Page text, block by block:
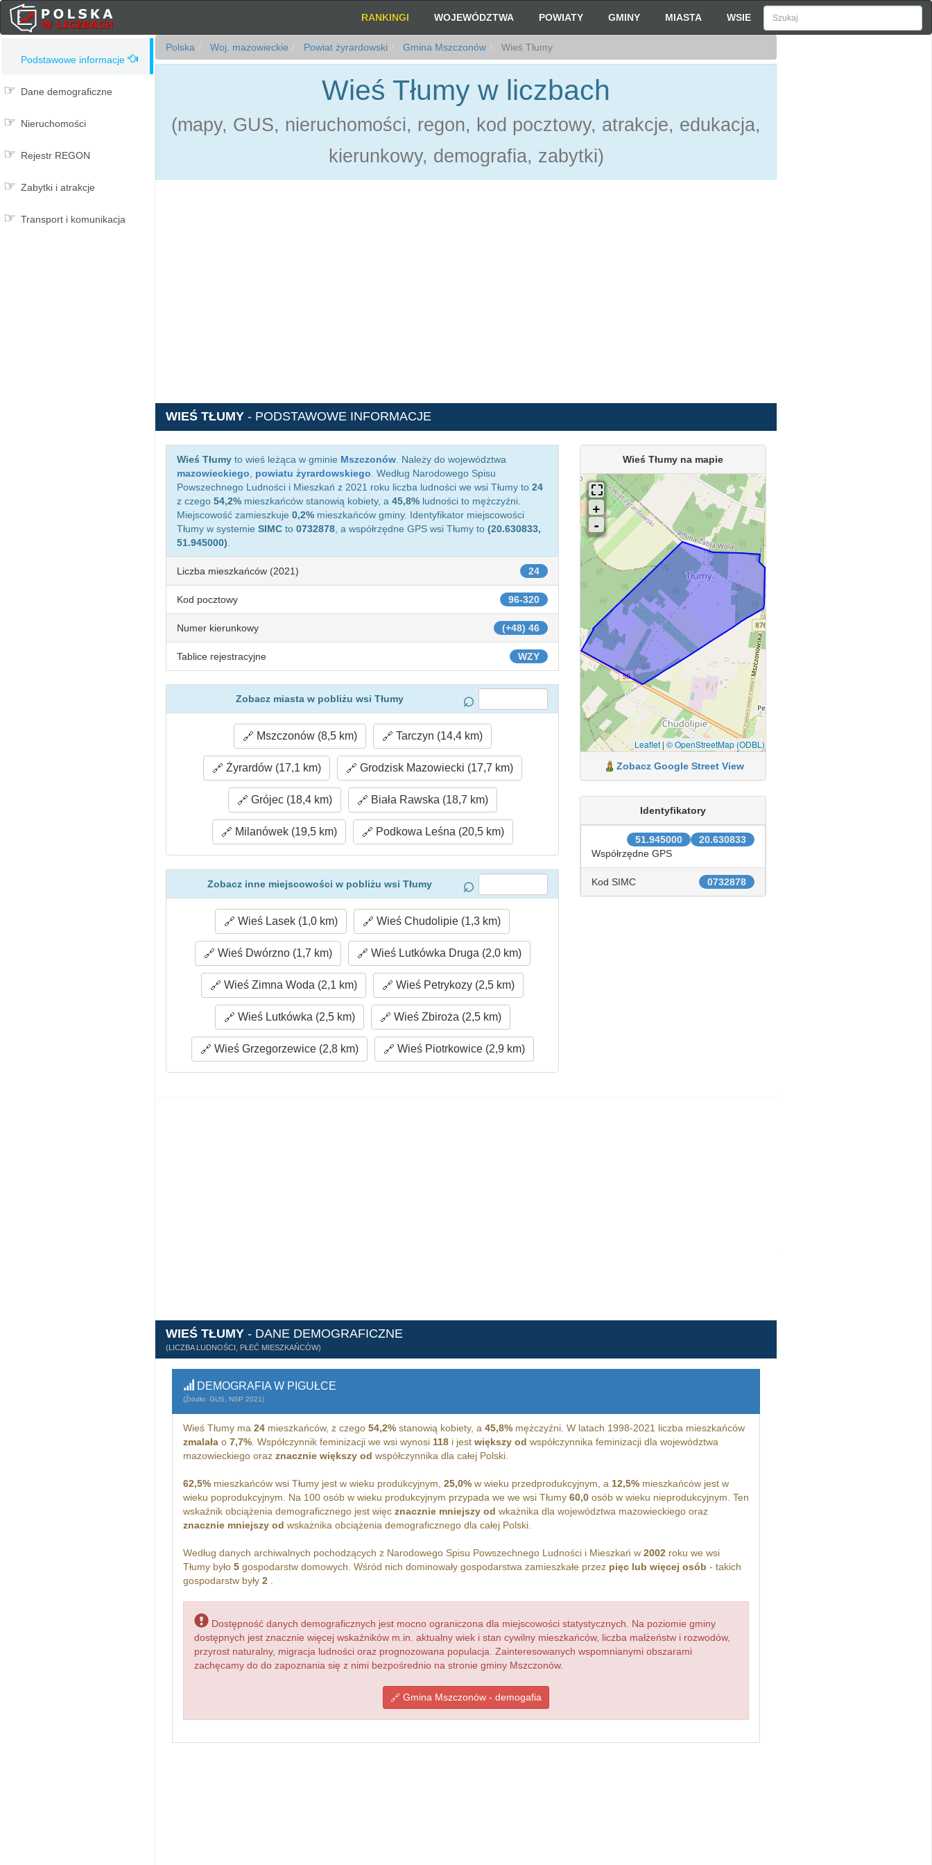
RANKINGI WOJEWÓDZTWA POWIATY GMINY MIASTA WSIE
Podstawowe informacje
Dane demograficzne
Nieruchomości
Rejestr REGON
Zabytki i atrakcje
Transport i komunikacja
Polska Woj. mazowieckie Powiat żyrardowski Gmina Mszczonów Wieś Tłumy
Wieś Tłumy w liczbach
(mapy, GUS, nieruchomości, regon, kod pocztowy, atrakcje, edukacja,
kierunkowy, demografia, zabytki)
WIEŚ TŁUMY - PODSTAWOWE INFORMACJE
Wieś Tłumy to wieś leżąca w gminie Mszczonów . Należy do województwa
mazowieckiego
powiatu żyrardowskiego . Według Narodowego Spisu
Powszechnego Ludności i Mieszkań z 2021 roku liczba ludności we wsi Tłumy to 24
z czego 54,2% mieszkańców stanowią kobiety, a 45,8% ludności to mężczyźni.
Miejscowość zamieszkuje 0,2% mieszkańców gminy. Identyfikator miejscowości
Tłumy w systemie SIMC to 0732878 , a współrzędne GPS wsi Tłumy to (20.630833,
51.945000)
24
Liczba mieszkańców (2021)
96-320
Kod pocztowy
(+48) 46
Numer kierunkowy
WZY
Tablice rejestracyjne
Zobacz miasta w pobliżu wsi Tłumy
Mszczonów (8,5 km) Tarczyn (14,4 km)
Żyrardów (17,1 km) Grodzisk Mazowiecki (17,7 km)
Grójec (18,4 km) Biała Rawska (18,7 km)
Milanówek (19,5 km) Podkowa Leśna (20,5 km)
Zobacz inne miejscowości w pobliżu wsi Tłumy
Wieś Lasek (1,0 km) Wieś Chudolipie (1,3 km)
Wieś Dwórzno (1,7 km) Wieś Lutkówka Druga (2,0 km)
Wieś Zimna Woda (2,1 km) Wieś Petrykozy (2,5 km)
Wieś Lutkówka (2,5 km) Wieś Zbiroża (2,5 km)
Wieś Grzegorzewice (2,8 km) Wieś Piotrkowice (2,9 km)
Wieś Tłumy na mapie
Leaflet| © OpenStreetMap (ODBL)
Zobacz Google Street View
Identyfikatory
20.630833
51.945000
Współrzędne GPS
0732878
Kod SIMC
WIEŚ TŁUMY - DANE DEMOGRAFICZNE
(LICZBA LUDNOŚCI, PŁEĆ MIESZKAŃCÓW)
DEMOGRAFIA W PIGUŁCE
(Źródło: GUS, NSP 2021)
Wieś Tłumy ma 24mieszkańców, z czego 54,2%stanowią kobiety, a 45,8%mężczyźni. W latach 1998-2021 liczba mieszkańców
zmalałao 7,7%. Współczynnik feminizacji we wsi wynosi 118i jest większy od współczynnika feminizacji dla województwa
mazowieckiego oraz znacznie większy od współczynnika dla całej Polski.
62,5%mieszkańców wsi Tłumy jest w wieku produkcyjnym, 25,0%w wieku przedprodukcyjnym, a 12,5%mieszkańców jest w
wieku poprodukcyjnym. Na 100 osób w wieku produkcyjnym przypada we we wsi Tłumy 60,0osób w wieku nieprodukcyjnym. Ten
wskaźnik obciążenia demograficznego jest więc znacznie mniejszy od wkażnika dla województwa mazowieckiego oraz
znacznie mniejszy od wskażnika obciążenia demograficznego dla całej Polski.
Według danych archiwalnych pochodzących z Narodowego Spisu Powszechnego Ludności i Mieszkań w 2002roku we wsi
Tłumy było 5gospodarstw domowych. Wśród nich dominowały gospodarstwa zamieszkałe przez pięc lub więcej osób - takich
gospodarstw były 2.
Dostępność danych demograficznych jest mocno ograniczona dla miejscowości statystycznych. Na poziomie gminy
dostępnych jest znacznie więcej wskaźników m.in. aktualny wiek i stan cywilny mieszkańców, liczba małżeństw i rozwodów,
przyrost naturalny, migracja ludności oraz prognozowana populacja. Zainteresowanych wspomnianymi obszarami
zachęcamy do do zapoznania się z nimi bezpośrednio na stronie gminy Mszczonów.
Gmina Mszczonów - demogafia